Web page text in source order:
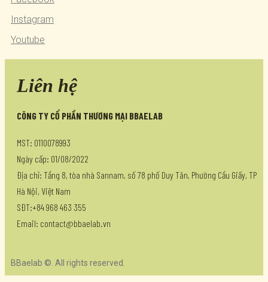
Instagram
Youtube
Liên hệ
CÔNG TY CỔ PHẦN THƯƠNG MẠI BBAELAB
MST: 0110078993
Ngày cấp: 01/08/2022
Địa chỉ: Tầng 8, tòa nhà Sannam, số 78 phố Duy Tân, Phường Cầu Giấy, TP
Hà Nội, Việt Nam
SĐT:+84 968 463 355
Email: contact@bbaelab.vn
BBaelab ©. All rights reserved.